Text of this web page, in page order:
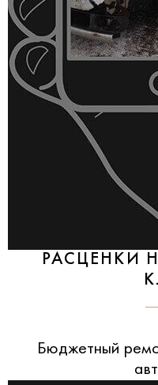
РАСЦЕНКИ
Бюджетный